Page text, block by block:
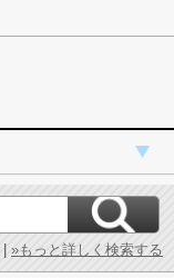
| »もっと詳しく検索する